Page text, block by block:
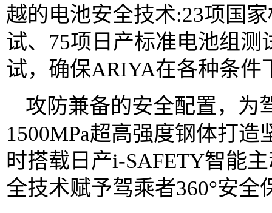
越的电池安全技术:23项国
试、75项日产标准电池组测
试，确保ARIYA在各种条件
攻防兼备的安全配置，为
1500MPa超高强度钢体打
时搭载日产i-SAFETY智能
全技术赋予驾乘者360°安全